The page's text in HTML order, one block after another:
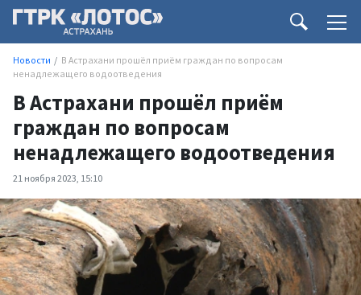
Новости
В Астрахани прошёл приём граждан по вопросам
ненадлежащего водоотведения
В Астрахани прошёл приём
граждан по вопросам
ненадлежащего водоотведения
21 ноября 2023, 15:10